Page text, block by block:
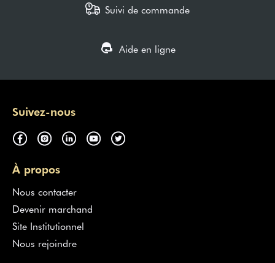
Suivi de commande
Aide en ligne
Suivez-nous
À propos
Nous contacter
Devenir marchand
Site Institutionnel
Nous rejoindre